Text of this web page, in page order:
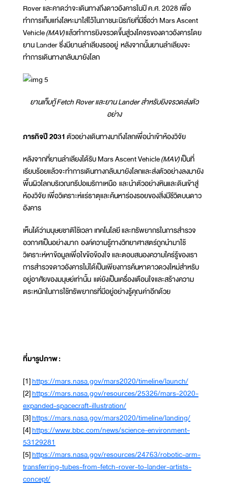
Rover และคาดว่าจะเดินทางถึงดาวอังคารในปี ค.ศ. 2028 เพื่อ
ทำการเก็บแท่งโลหะมาใส่ไว้ในภาชนะนิรภัยที่มีชื่อว่า Mars Ascent
Vehicle(MAV)แล้วทำการยิงจรวดขึ้นสู่วงโคจรของดาวอังคารโดย
ยาน Lander ซึ่งมียานลำเลียงรออยู่ หลังจากนั้นยานลำเลียงจะ
ทำการเดินทางกลับมายังโลก
ยานเก็บกู้Fetch Rover และยาน Lander สำหรับยิงจรวดส่งตัว
อย่าง
ภารกิจปี 2031ตัวอย่างเดินทางมาถึงโลกเพื่อนำเข้าห้องวิจัย
หลังจากที่ยานลำเลียงได้รับ Mars Ascent Vehicle(MAV)เป็นที่
เรียบร้อยแล้วจะทำการเดินทางกลับมายังโลกและส่งตัวอย่างลงมายัง
พื้นผิวโลกบริเวณทรีปอเมริกาเหนือ และนำตัวอย่างหินและดินเข้าสู่
ห้องวิจัย เพื่อวิเคราะห์แร่ธาตุและค้นหาร่องรอยของสิ่งมีชีวิตบนดาว
อังคาร
เห็นได้ว่ามนุษยชาติใช้เวลา เทคโนโลยี และทรัพยากรในการสำรวจ
อวกาศเป็นอย่างมาก องค์ความรู้ทางวิทยาศาสตร์ถูกนำมาใช้
วิเคราะห์หาข้อมูลเพื่อไขข้อข้องใจ และตอบสนองความใคร่รู้ของเรา
การสำรวจดาวอังคารไม่ได้เป็นเพียงการค้นหาดาวดวงใหม่สำหรับ
อยู่อาศัยของมนุษย์เท่านั้น แต่ยังเป็นเครื่องเตือนใจและสร้างความ
ตระหนักในการใช้ทรัพยากรที่มีอยู่อย่างรู้คุณค่าอีกด้วย
ที่มารูปภาพ:
[1]https://mars.nasa.gov/mars2020/timeline/launch/
[2]https://mars.nasa.gov/resources/25326/mars-2020-
expanded-spacecraft-illustration/
[3]https://mars.nasa.gov/mars2020/timeline/landing/
[4]https://www.bbc.com/news/science-environment-
53129281
[5]https://mars.nasa.gov/resources/24763/robotic-arm-
transferring-tubes-from-fetch-rover-to-lander-artists-
concept/